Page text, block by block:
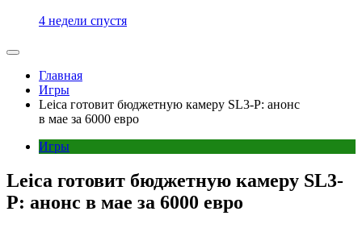
4 недели спустя
Главная
Игры
Leica готовит бюджетную камеру SL3-P: анонс
в мае за 6000 евро
Игры
Leica готовит бюджетную камеру SL3-
P: анонс в мае за 6000 евро